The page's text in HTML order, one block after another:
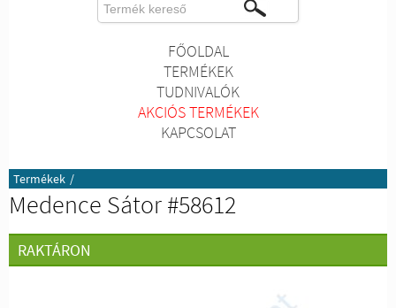
FŐOLDAL
TERMÉKEK
TUDNIVALÓK
AKCIÓS TERMÉKEK
KAPCSOLAT
Termékek /
Medence Sátor #58612
RAKTÁRON